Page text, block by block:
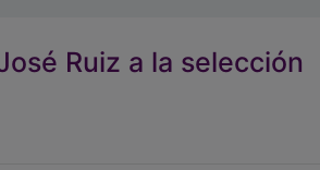
Ruiz a la selección